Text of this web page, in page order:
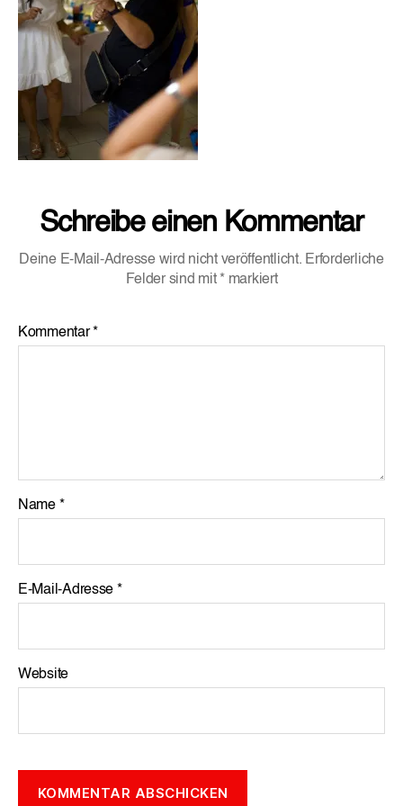
Schreibe einen Kommentar
Deine E-Mail-Adresse wird nicht veröffentlicht. Erforderliche
Felder sind mit * markiert
Kommentar*
Name *
E-Mail-Adresse *
Website